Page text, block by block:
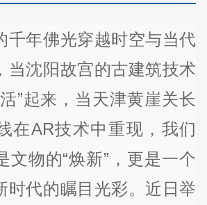
千年佛光穿越时空与当代
当沈阳故宫的古建筑技术
”起来，当天津黄崖关长
在AR技术中重现，我们
文物的“焕新”，更是一个
时代的瞩目光彩。近日举